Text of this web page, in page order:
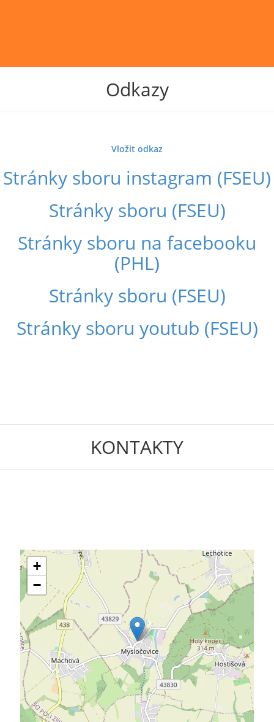
Odkazy
Vložit odkaz
Stránky sboru instagram (FSEU)
Stránky sboru (FSEU)
Stránky sboru na facebooku
(PHL)
Stránky sboru (FSEU)
Stránky sboru youtub (FSEU)
KONTAKTY